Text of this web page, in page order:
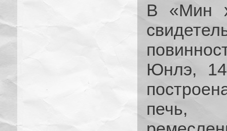
В «Мин
Юнлэ,
печь,